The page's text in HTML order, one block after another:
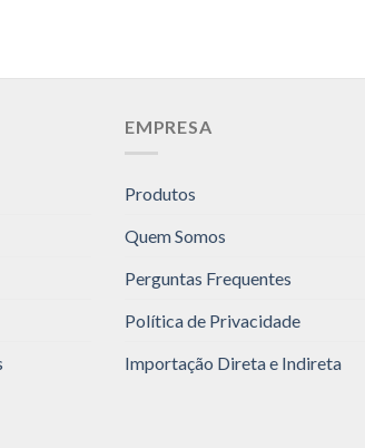
EMPRESA
Produtos
Quem Somos
Perguntas Frequentes
Política de Privacidade
Importação Direta e Indireta